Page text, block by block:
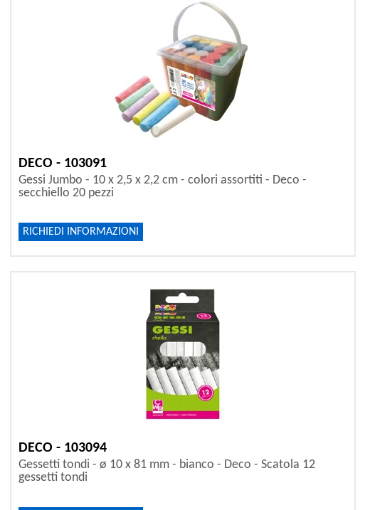
DECO - 103091
Gessi Jumbo - 10 x 2,5 x 2,2 cm - colori assortiti - Deco -
secchiello 20 pezzi
RICHIEDI INFORMAZIONI
DECO - 103094
Gessetti tondi - ø 10 x 81 mm - bianco - Deco - Scatola 12
gessetti tondi